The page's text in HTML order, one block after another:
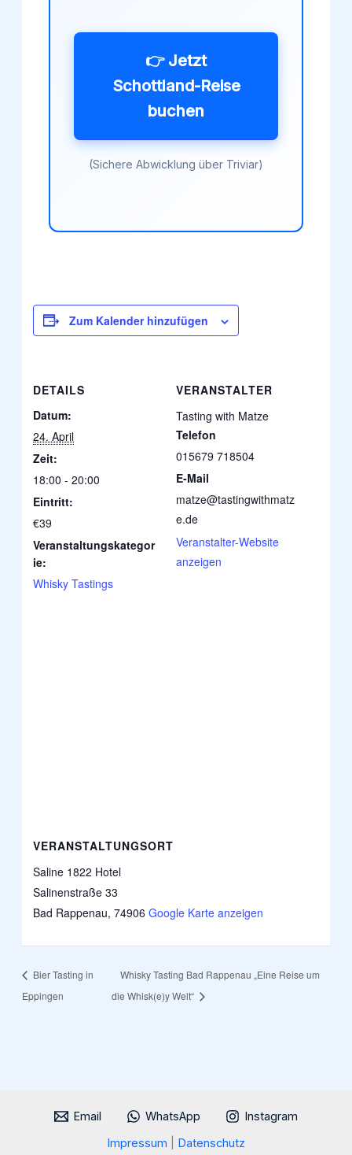
👉 Jetzt
Schottland-Reise
buchen
(Sichere Abwicklung über Triviar)
Zum Kalender hinzufügen
DETAILS
Datum:
24. April
Zeit:
18:00 - 20:00
Eintritt:
€39
Veranstaltungskategor
ie:
Whisky Tastings
VERANSTALTER
Tasting with Matze
Telefon
015679 718504
E-Mail
matze@tastingwithmatz
e.de
Veranstalter-Website
anzeigen
VERANSTALTUNGSORT
Saline 1822 Hotel
Salinenstraße 33
Bad Rappenau, 74906 Google Karte anzeigen
Bier Tasting in
Eppingen
Whisky Tasting Bad Rappenau „Eine Reise um
die Whisk(e)y Welt“
Email WhatsApp
Instagram
Impressum
Datenschutz